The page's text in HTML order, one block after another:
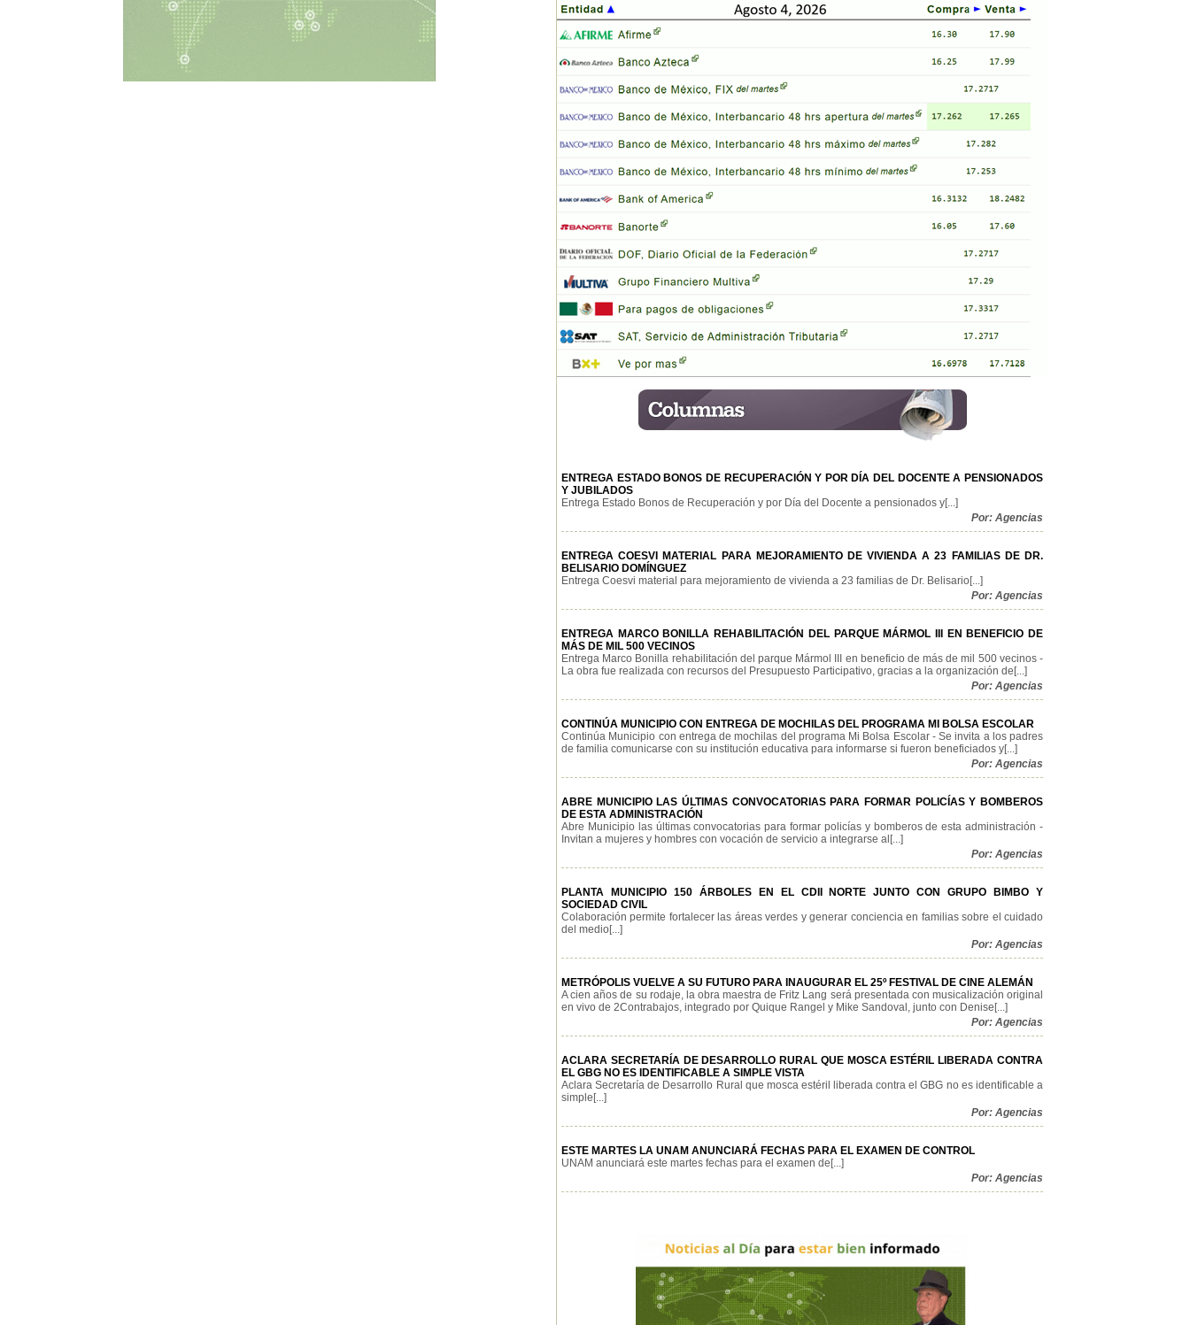
ENTREGA ESTADO BONOS DE RECUPERACIÓN Y POR DÍA DEL DOCENTE A PENSIONADOS
Y JUBILADOS
Entrega Estado Bonos de Recuperación y por Día del Docente a pensionados y[...]
Por: Agencias
ENTREGA COESVI MATERIAL PARA MEJORAMIENTO DE VIVIENDA A 23 FAMILIAS DE DR.
BELISARIO DOMÍNGUEZ
Entrega Coesvi material para mejoramiento de vivienda a 23 familias de Dr. Belisario[...]
Por: Agencias
ENTREGA MARCO BONILLA REHABILITACIÓN DEL PARQUE MÁRMOL III EN BENEFICIO DE
MÁS DE MIL 500 VECINOS
Entrega Marco Bonilla rehabilitación del parque Mármol III en beneficio de más de mil 500 vecinos -
La obra fue realizada con recursos del Presupuesto Participativo, gracias a la organización de[...]
Por: Agencias
CONTINÚA MUNICIPIO CON ENTREGA DE MOCHILAS DEL PROGRAMA MI BOLSA ESCOLAR
Continúa Municipio con entrega de mochilas del programa Mi Bolsa Escolar - Se invita a los padres
de familia comunicarse con su institución educativa para informarse si fueron beneficiados y[...]
Por: Agencias
ABRE MUNICIPIO LAS ÚLTIMAS CONVOCATORIAS PARA FORMAR POLICÍAS Y BOMBEROS
DE ESTA ADMINISTRACIÓN
Abre Municipio las últimas convocatorias para formar policías y bomberos de esta administración -
Invitan a mujeres y hombres con vocación de servicio a integrarse al[...]
Por: Agencias
PLANTA MUNICIPIO 150 ÁRBOLES EN EL CDII NORTE JUNTO CON GRUPO BIMBO Y
SOCIEDAD CIVIL
Colaboración permite fortalecer las áreas verdes y generar conciencia en familias sobre el cuidado
del medio[...]
Por: Agencias
METRÓPOLIS VUELVE A SU FUTURO PARA INAUGURAR EL 25º FESTIVAL DE CINE ALEMÁN
A cien años de su rodaje, la obra maestra de Fritz Lang será presentada con musicalización original
en vivo de 2Contrabajos, integrado por Quique Rangel y Mike Sandoval, junto con Denise[...]
Por: Agencias
ACLARA SECRETARÍA DE DESARROLLO RURAL QUE MOSCA ESTÉRIL LIBERADA CONTRA
EL GBG NO ES IDENTIFICABLE A SIMPLE VISTA
Aclara Secretaría de Desarrollo Rural que mosca estéril liberada contra el GBG no es identificable a
simple[...]
Por: Agencias
ESTE MARTES LA UNAM ANUNCIARÁ FECHAS PARA EL EXAMEN DE CONTROL
UNAM anunciará este martes fechas para el examen de[...]
Por: Agencias